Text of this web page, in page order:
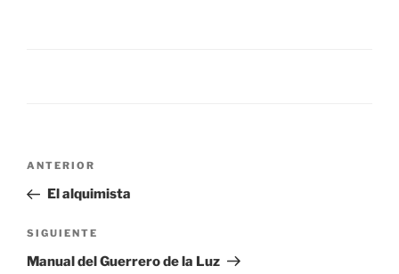
ANTERIOR
El alquimista
SIGUIENTE
Manual del Guerrero de la Luz